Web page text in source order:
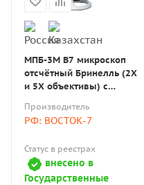
МПБ-3М В7 микроскоп
отсчётный Бринелль (2X
и 5X объективы) с
измерительной шкалой с
поверкой
Производитель
РФ: ВОСТОК-7
Статус в реестрах
внесено в
Государственные